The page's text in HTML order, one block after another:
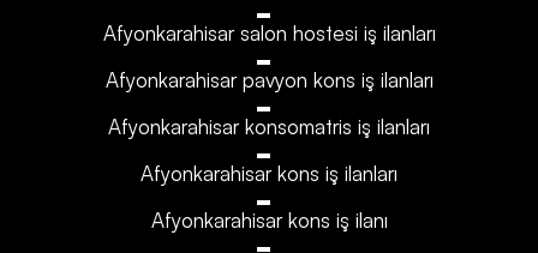
Afyonkarahisar‎‎‎‎ salon hostesi iş ilanları
Afyonkarahisar‎‎‎‎ pavyon kons iş ilanları
Afyonkarahisar‎‎‎‎ konsomatris iş ilanları
Afyonkarahisar‎‎‎‎ kons iş ilanları
Afyonkarahisar‎‎‎‎ kons iş ilanı